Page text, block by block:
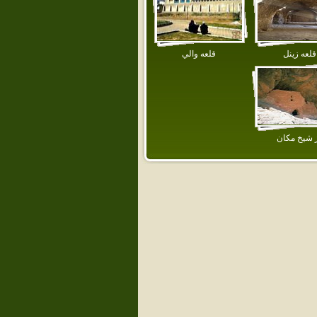
قلعه زينل قلعه‌ والي‌
شيخ مكان